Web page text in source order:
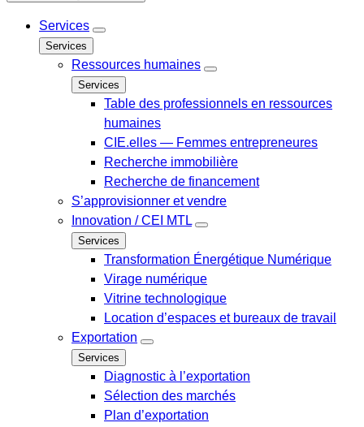
Services
Services
Ressources humaines
Services
Table des professionnels en ressources
humaines
CIE.elles — Femmes entrepreneures
Recherche immobilière
Recherche de financement
S’approvisionner et vendre
Innovation / CEI MTL
Services
Transformation Énergétique Numérique
Virage numérique
Vitrine technologique
Location d’espaces et bureaux de travail
Exportation
Services
Diagnostic à l’exportation
Sélection des marchés
Plan d’exportation